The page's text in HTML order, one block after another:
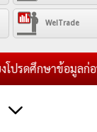
WelTrade
รดศึกษาข้อมูลก่อ